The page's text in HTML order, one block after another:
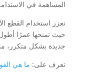
المساهمة في
تعزز استخدام القطع
حيث تمنحها عمرًا
جديدة بشكل متكرر،
تعرف على: ما هي